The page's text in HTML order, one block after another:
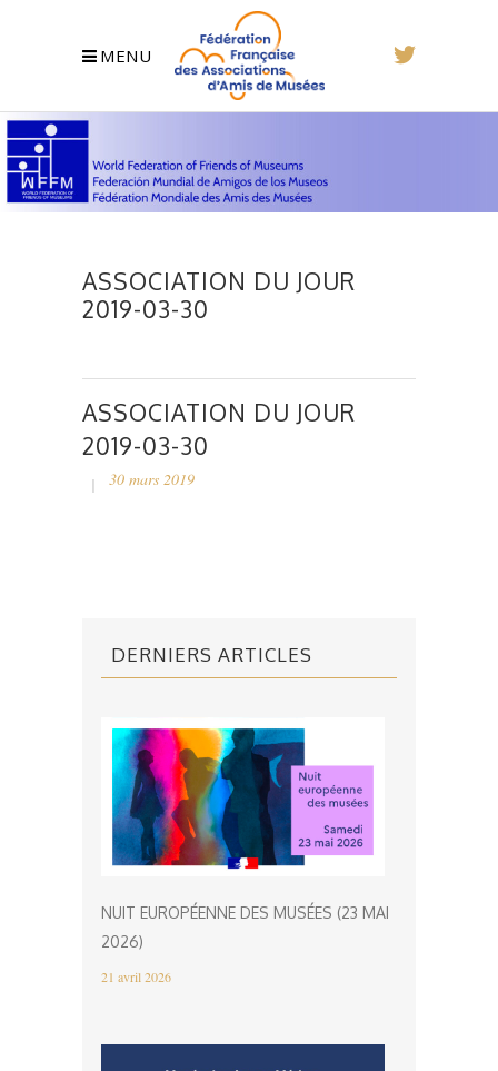
MENU
ASSOCIATION DU JOUR
2019-03-30
ASSOCIATION DU JOUR
2019-03-30
30 mars 2019
DERNIERS ARTICLES
NUIT EUROPÉENNE DES MUSÉES (23 MAI
2026)
21 avril 2026